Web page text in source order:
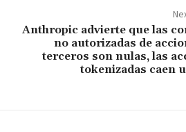
Anthropic advierte que las
no autorizadas de
terceros son nulas, las
tokenizadas caen